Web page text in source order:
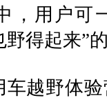
，用户可
得起来”
越野体验